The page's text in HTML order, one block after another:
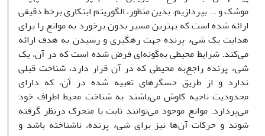
موشک و ... بپردازیم. بدین منظور، الگوریتم ابتکاری برخط دقیقی
ارائه شده است که بهترین مسیر بدون برخورد به موانع را برای
هدایت یک شی‌ء پرنده جهت رهگیری و رسیدن به هدف ارائه
می‌کند. شرایط محیطی به‌گونه‌ای فرض شده است که در آن، یک
شی‌ء پرنده راجع‌به محیطی که در آن قرار دارد، شناخت قبلی
ندارد و از طریق حسگرهای تعبیه شده در آن، که دارای
محدودیت ناحیه کاوش می‌باشند به شناخت محیط اطراف خود
می‌پردازد. موانع موجود می‌توانند ثابت یا متحرک درنظر گرفته
شوند و حرکات آن‌ها نیز برای شی‌ء پرنده، ناشناخته باشد و